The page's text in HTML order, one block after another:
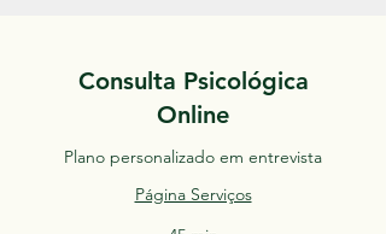
Consulta Psicológica
Online
Plano personalizado em entrevista
Página Serviços